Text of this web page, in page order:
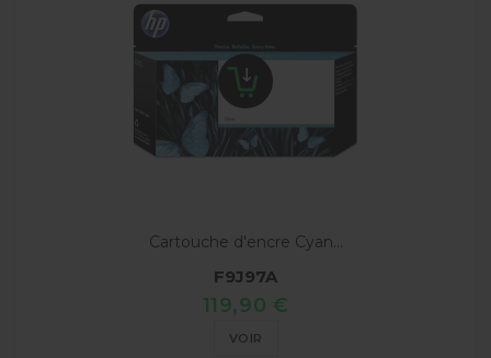
Cartouche d'encre Cyan...
F9J97A
119,90 €
VOIR